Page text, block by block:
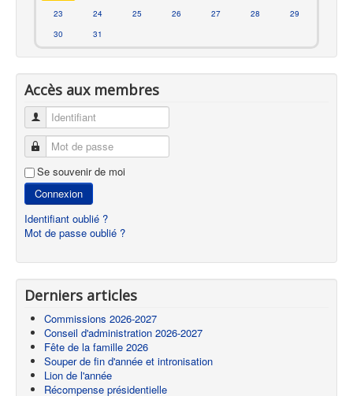
23
24 25 26 27 28
29
30
31
Accès aux membres
Identifiant
Mot de passe
Se souvenir de moi
Connexion
Identifiant oublié ?
Mot de passe oublié ?
Derniers articles
Commissions 2026-2027
Conseil d'administration 2026-2027
Fête de la famille 2026
Souper de fin d'année et intronisation
Lion de l'année
Récompense présidentielle